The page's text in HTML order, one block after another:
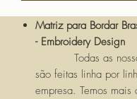
Matriz para Bordar
- Embroidery Design
Todas as
são feitas linha por
empresa. Temos